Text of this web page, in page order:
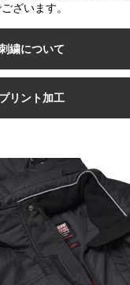
ざいます。
繍について
リント加工